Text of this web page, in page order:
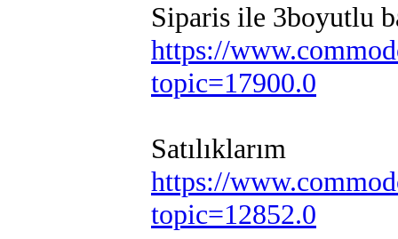
Siparis ile 3boyutlu
https://
topic=17900.0
Satılıklarım
https://
topic=12852.0